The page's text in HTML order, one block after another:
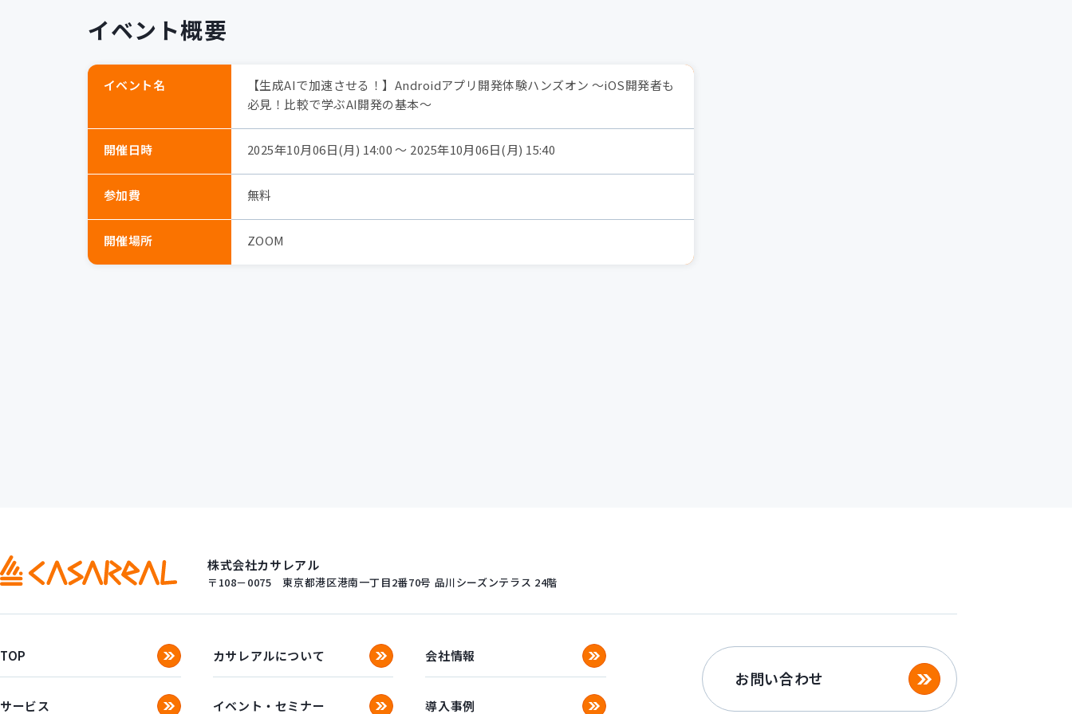
イベント概要
イベント名
【生成AIで加速させる！】Androidアプリ開発体験ハンズオン 〜iOS開発者も
必見！比較で学ぶAI開発の基本〜
開催日時 2025年10月06日(月) 14:00 〜 2025年10月06日(月) 15:40
参加費 無料
開催場所 ZOOM
株式会社カサレアル
〒108－0075 東京都港区港南一丁目2番70号 品川シーズンテラス 24階
TOP カサレアルについて 会社情報
サービス イベント・セミナー 導入事例
お問い合わせ